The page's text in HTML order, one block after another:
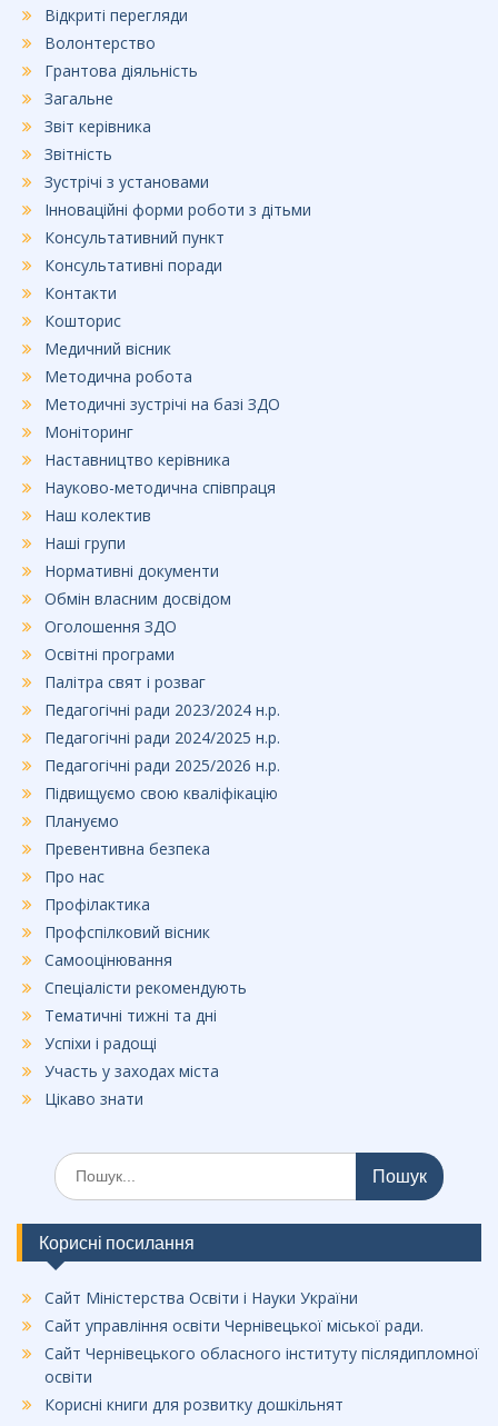
Відкриті перегляди
Волонтерство
Грантова діяльність
Загальне
Звіт керівника
Звітність
Зустрічі з установами
Інноваційні форми роботи з дітьми
Консультативний пункт
Консультативні поради
Контакти
Кошторис
Медичний вісник
Методична робота
Методичні зустрічі на базі ЗДО
Моніторинг
Наставництво керівника
Науково-методична співпраця
Наш колектив
Наші групи
Нормативні документи
Обмін власним досвідом
Оголошення ЗДО
Освітні програми
Палітра свят і розваг
Педагогічні ради 2023/2024 н.р.
Педагогічні ради 2024/2025 н.р.
Педагогічні ради 2025/2026 н.р.
Підвищуємо свою кваліфікацію
Плануємо
Превентивна безпека
Про нас
Профілактика
Профспілковий вісник
Самооцінювання
Спеціалісти рекомендують
Тематичні тижні та дні
Успіхи і радощі
Участь у заходах міста
Цікаво знати
Шукати:
Корисні посилання
Сайт Міністерства Освіти і Науки України
Сайт управління освіти Чернівецької міської ради.
Сайт Чернівецького обласного інституту післядипломної
освіти
Корисні книги для розвитку дошкільнят